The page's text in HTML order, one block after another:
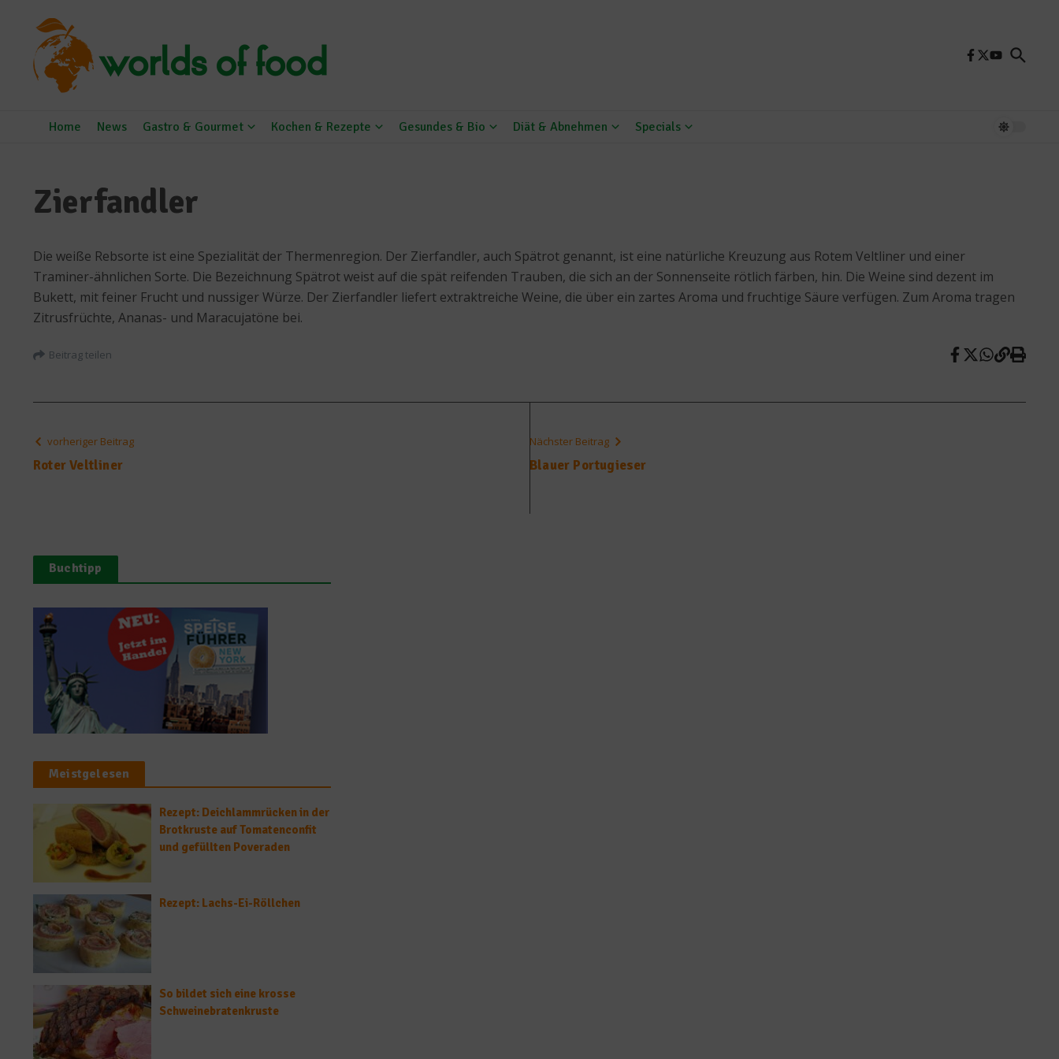
Home News Gastro & Gourmet Kochen & Rezepte Gesundes & Bio Diät & Abnehmen Specials
Zierfandler
Die weiße Rebsorte ist eine Spezialität der Thermenregion. Der Zierfandler, auch Spätrot genannt, ist eine natürliche Kreuzung aus Rotem Veltliner und einer
Traminer-ähnlichen Sorte. Die Bezeichnung Spätrot weist auf die spät reifenden Trauben, die sich an der Sonnenseite rötlich färben, hin. Die Weine sind dezent im
Bukett, mit feiner Frucht und nussiger Würze. Der Zierfandler liefert extraktreiche Weine, die über ein zartes Aroma und fruchtige Säure verfügen. Zum Aroma tragen
Zitrusfrüchte, Ananas- und Maracujatöne bei.
Beitrag teilen
vorheriger Beitrag
Roter Veltliner
Nächster Beitrag
Blauer Portugieser
Buchtipp
Meistgelesen
Rezept: Deichlammrücken in der
Brotkruste auf Tomatenconfit
und gefüllten Poveraden
Rezept: Lachs-Ei-Röllchen
So bildet sich eine krosse
Schweinebratenkruste